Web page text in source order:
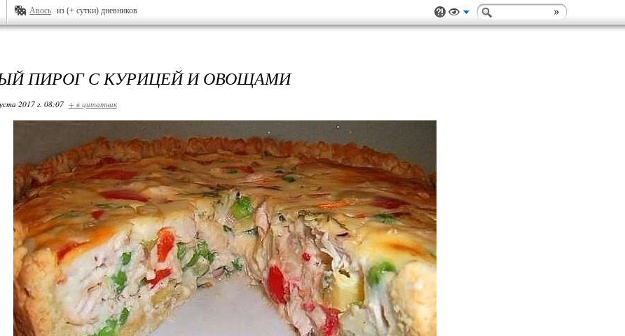
Авось из (+ сутки) дневников
ПИРОГ С КУРИЦЕЙ И ОВОЩАМИ
2017 г. 08:07 + в цитатник